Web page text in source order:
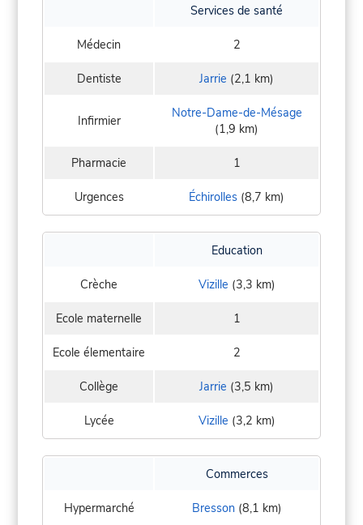
Services de santé
Médecin 2
Dentiste Jarrie (2,1 km)
Infirmier
Notre-Dame-de-Mésage
(1,9 km)
Pharmacie 1
Urgences Échirolles (8,7 km)
Education
Crèche Vizille (3,3 km)
Ecole maternelle 1
Ecole élementaire 2
Collège Jarrie (3,5 km)
Lycée Vizille (3,2 km)
Commerces
Hypermarché Bresson(8,1 km)